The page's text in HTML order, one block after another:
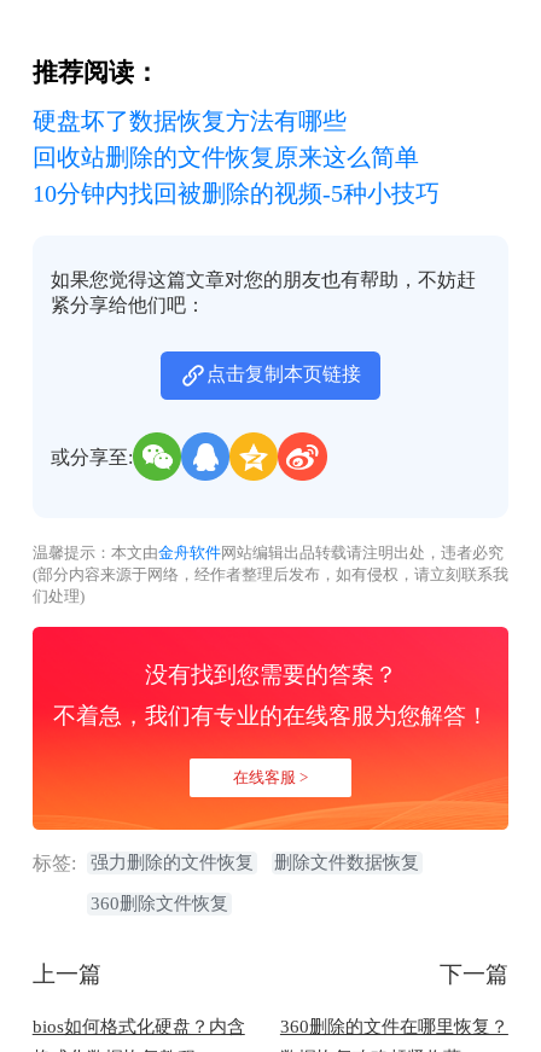
推荐阅读：
硬盘坏了数据恢复方法有哪些
回收站删除的文件恢复原来这么简单
10分钟内找回被删除的视频-5种小技巧
如果您觉得这篇文章对您的朋友也有帮助，不妨赶
紧分享给他们吧：
点击复制本页链接
或分享至:
温馨提示：本文由金舟软件网站编辑出品转载请注明出处，违者必究
(部分内容来源于网络，经作者整理后发布，如有侵权，请立刻联系我
们处理)
没有找到您需要的答案？
不着急，我们有专业的在线客服为您解答！
在线客服 >
标签: 强力删除的文件恢复 删除文件数据恢复
360删除文件恢复
上一篇
bios如何格式化硬盘？内含
下一篇
360删除的文件在哪里恢复？